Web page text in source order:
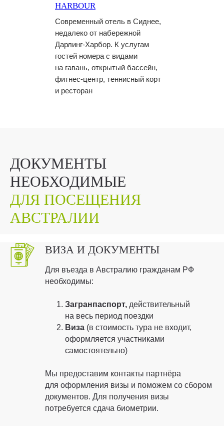
HARBOUR
Современный отель в Сиднее,
недалеко от набережной
Дарлинг-Харбор. К услугам
гостей номера с видами
на гавань, открытый бассейн,
фитнес-центр, теннисный корт
и ресторан
ДОКУМЕНТЫ
НЕОБХОДИМЫЕ
ДЛЯ ПОСЕЩЕНИЯ
АВСТРАЛИИ
ВИЗА И ДОКУМЕНТЫ
Для въезда в Австралию гражданам РФ
необходимы:
Загранпаспорт, действительный
на весь период поездки
Виза (в стоимость тура не входит,
оформляется участниками
самостоятельно)
Мы предоставим контакты партнёра
для оформления визы и поможем со сбором
документов. Для получения визы
потребуется сдача биометрии.